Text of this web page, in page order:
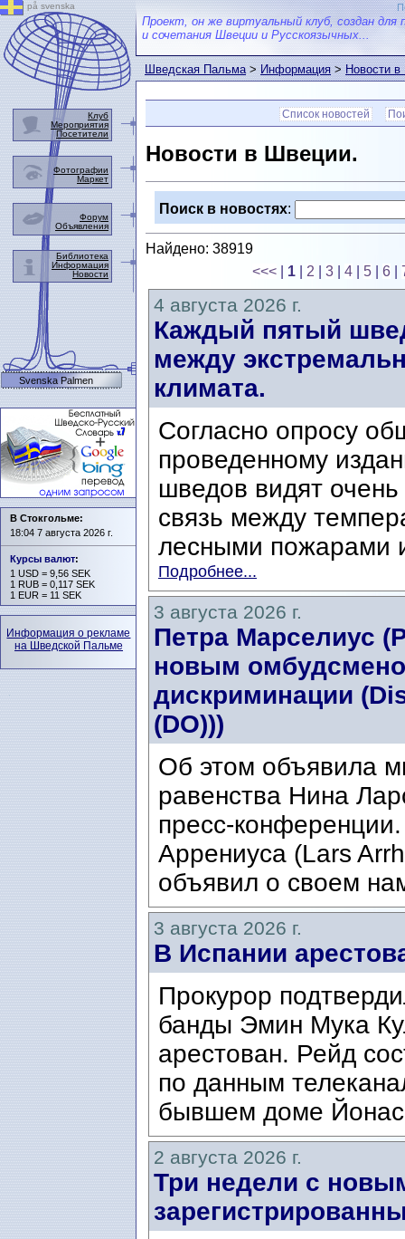
Проект, он же виртуальный клуб, создан для
и сочетания Швеции и Русскоязычных...
Шведская Пальма>Информация>Новости
Список новостей
Новости в Швеции.
Поиск в новостях:
Найдено: 38919
<<<
1 2 3 4 5 6
4 августа 2026 г.
Каждый пятый
между
климата.
Согласно опросу
проведенному
шведов видят
связь между
лесными пожарами
Подробнее...
3 августа 2026 г.
Петра Марселиус
новым
дискриминации
(DO)))
Об этом объявила
равенства Нина
пресс-
Аррениуса (Lars
объявил о своем
3 августа 2026 г.
В Испании
Прокурор
банды Эмин Мука
арестован. Рейд
по данным
бывшем доме
2 августа 2026 г.
Три недели с
på svenska
Клуб
Мероприятия
Посетители
Фотографии
Маркет
Форум
Объявления
Библиотека
Информация
Новости
Svenska Palmen
В Стокгольме:
18:04 7 августа 2026 г.
Курсы валют:
1 USD = 9,56 SEK
1 RUB = 0,117 SEK
1 EUR = 11 SEK
Информация о рекламе
на Шведской Пальме